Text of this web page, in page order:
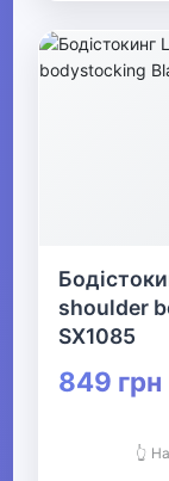
shoulder
SX1085
849 грн
👆